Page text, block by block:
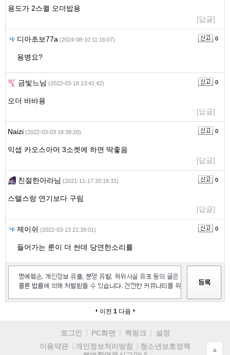
용도가 2스퀼 오더밥용
[답글]
디아초보77a (2024-08-10 11:16:07) 0
용병요?
금빛느님 (2022-03-18 13:41:42) 0
오더 바바용
[답글]
Naizi (2022-03-03 18:38:20) 0
익셉 카오스아머 3소켓에 하면 딱좋음
[답글]
친절한아라님 (2021-11-17 20:18:31) 0
스텔스랑 연기보다 구림
[답글]
제이쉬 (2022-03-13 21:39:01) 0
들어가는 룬이 더 싼데 당연한소리를
이전 1 다음
로그인 PC화면 퀵링크
설정
이용약관
개인정보처리방침
청소년보호정책
▲